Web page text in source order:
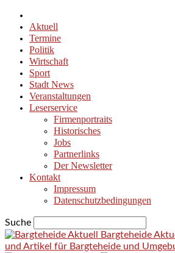
Aktuell
Termine
Politik
Wirtschaft
Sport
Stadt News
Veranstaltungen
Leserservice
Firmenportraits
Historisches
Jobs
Partnerlinks
Der Newsletter
Kontakt
Impressum
Datenschutzbedingungen
Suche
Bargteheide
und Artikel für Bargteheide und